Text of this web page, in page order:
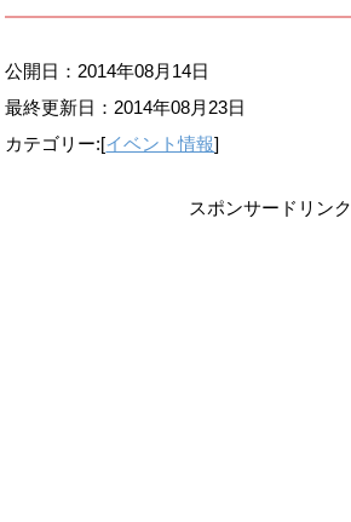
公開日：2014年08月14日
最終更新日： 2014年08月23日
カテゴリー:[イベント情報]
スポンサードリンク